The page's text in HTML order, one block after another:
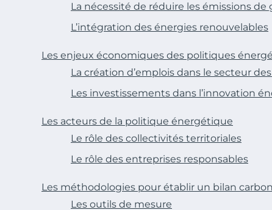
La nécessité de réduire les émissions de
L’intégration des énergies renouvelables
Les enjeux économiques des politiques
La création d’emplois dans le secteur
Les investissements dans l’innovation
Les acteurs de la politique énergétique
Le rôle des collectivités territoriales
Le rôle des entreprises responsables
Les méthodologies pour établir un bilan
Les outils de mesure